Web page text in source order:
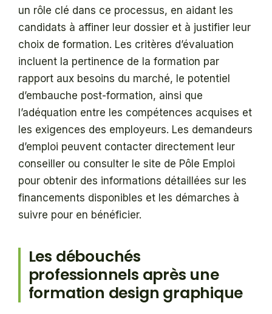
un rôle clé dans ce processus, en aidant les
candidats à affiner leur dossier et à justifier leur
choix de formation. Les critères d’évaluation
incluent la pertinence de la formation par
rapport aux besoins du marché, le potentiel
d’embauche post-formation, ainsi que
l’adéquation entre les compétences acquises et
les exigences des employeurs. Les demandeurs
d’emploi peuvent contacter directement leur
conseiller ou consulter le site de Pôle Emploi
pour obtenir des informations détaillées sur les
financements disponibles et les démarches à
suivre pour en bénéficier.
Les débouchés
professionnels après une
formation design graphique